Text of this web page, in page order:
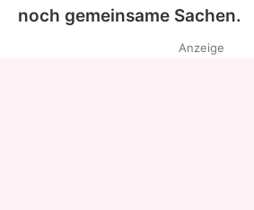
noch gemeinsame Sachen.
Anzeige